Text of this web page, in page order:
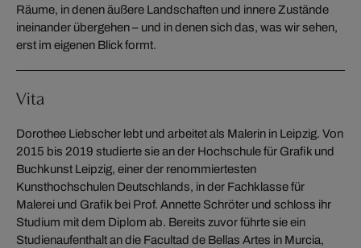
Räume, in denen äußere Landschaften und innere Zustände
ineinander übergehen – und in denen sich das, was wir sehen,
erst im eigenen Blick formt.
Vita
Dorothee Liebscher lebt und arbeitet als Malerin in Leipzig. Von
2015 bis 2019 studierte sie an der Hochschule für Grafik und
Buchkunst Leipzig, einer der renommiertesten
Kunsthochschulen Deutschlands, in der Fachklasse für
Malerei und Grafik bei Prof. Annette Schröter und schloss ihr
Studium mit dem Diplom ab. Bereits zuvor führte sie ein
Studienaufenthalt an die Facultad de Bellas Artes in Murcia,